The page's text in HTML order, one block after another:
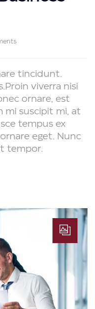
tincidunt.
Proin viverra nisi
ornare, est
mi suscipit mi, at
tempus ex
eget. Nunc
tempor.